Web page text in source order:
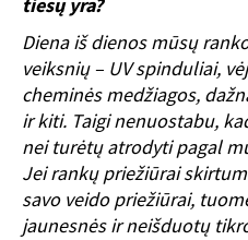
tiesų yra?
Diena iš dienos mūsų
veiksnių – UV spinduliai,
cheminės medžiagos,
ir kiti. Taigi nenuostabu,
nei turėtų atrodyti pagal
Jei rankų priežiūrai
savo veido priežiūrai,
jaunesnės ir neišduotų